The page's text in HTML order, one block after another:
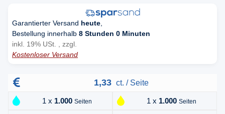
Garantierter Versand heute
Bestellung innerhalb 8 Stunden 0 Minuten
inkl. 19% USt. , zzgl.
Kostenloser Versand
1,33 ct. / Seite
1 x 1.000 Seiten 1 x 1.000 Seiten